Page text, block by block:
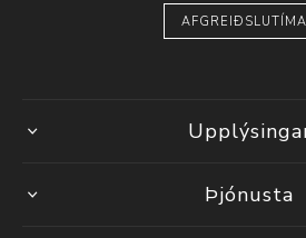
Þjónusta